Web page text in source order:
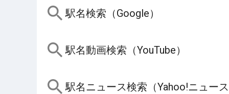
駅名検索（Google）
駅名動画検索（YouTube）
駅名ニュース検索（Yahoo!ニュー